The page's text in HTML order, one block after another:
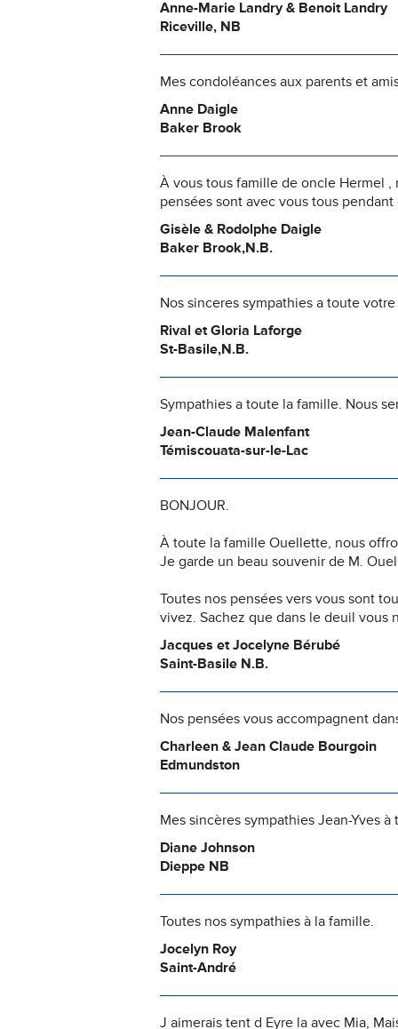
Anne-Marie Landry & Benoit Landry
Riceville, NB
Mes condoléances aux parents et
Anne Daigle
Baker Brook
À vous tous famille de oncle Hermel ,
pensées sont avec vous tous
Gisèle & Rodolphe Daigle
Baker Brook,N.B.
Nos sinceres sympathies a toute
Rival et Gloria Laforge
St-Basile,N.B.
Sympathies a toute la famille. Nous
Jean-Claude Malenfant
Témiscouata-sur-le-Lac
BONJOUR.
À toute la famille Ouellette, nous
Je garde un beau souvenir de M.
Toutes nos pensées vers vous sont
vivez. Sachez que dans le deuil vous
Jacques et Jocelyne Bérubé
Saint-Basile N.B.
Nos pensées vous accompagnent
Charleen & Jean Claude Bourgoin
Edmundston
Mes sincères sympathies Jean-Yves
Diane Johnson
Dieppe NB
Toutes nos sympathies à la famille.
Jocelyn Roy
Saint-André
J aimerais tent d Eyre la avec Mia,